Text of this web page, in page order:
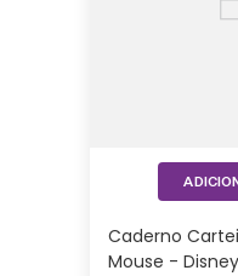
Caderno
Mouse - Disney